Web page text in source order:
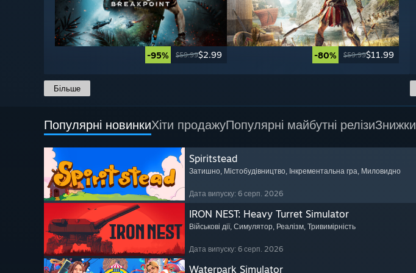
-95% $59.99$2.99 -80% $59.99$11.99
Більше
Популярні новинкиХіти продажуПопулярні майбутні релізиЗнижки
Spiritstead
Затишно, Містобудівництво, Інкрементальна гра, Миловидно
Дата випуску: 6 серп. 2026
IRON NEST: Heavy Turret Simulator
Військові дії, Симулятор, Реалізм, Тривимірність
Дата випуску: 6 серп. 2026
Waterpark Simulator